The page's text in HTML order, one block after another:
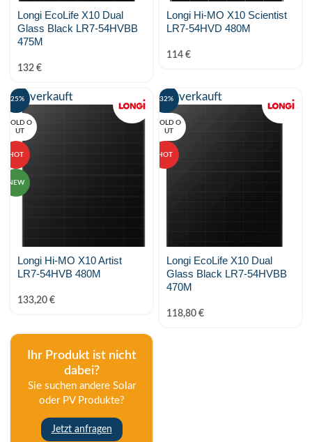
Longi EcoLife X10 Dual
Glass Black LR7-54HVBB
475M
132 €
Longi Hi-MO X10 Scientist
LR7-54HVD 480M
114 €
Ausverkauft
-25%
SOLD O
UT
HOT
NEW
Longi Hi-MO X10 Artist
LR7-54HVB 480M
133,20 €
Ausverkauft
-32%
SOLD O
UT
HOT
Longi EcoLife X10 Dual
Glass Black LR7-54HVBB
470M
118,80 €
Ihr Produkt ist nicht
dabei?
Sie suchen andere Solar
oder PV Produkte?
Jetzt anfragen